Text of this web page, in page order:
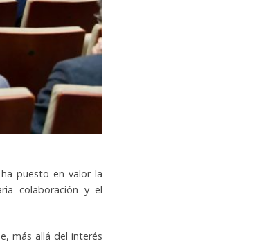
puesto en valor la
colaboración y el
más allá del interés